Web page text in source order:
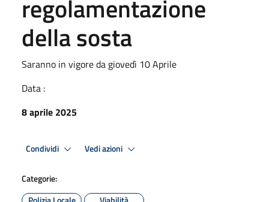
regolamentazione
della sosta
Saranno in vigore da giovedì 10 Aprile
Data :
8 aprile 2025
Condividi Vedi azioni
Categorie: